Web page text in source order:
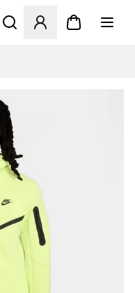
Ανοίγει ένα Modal για να